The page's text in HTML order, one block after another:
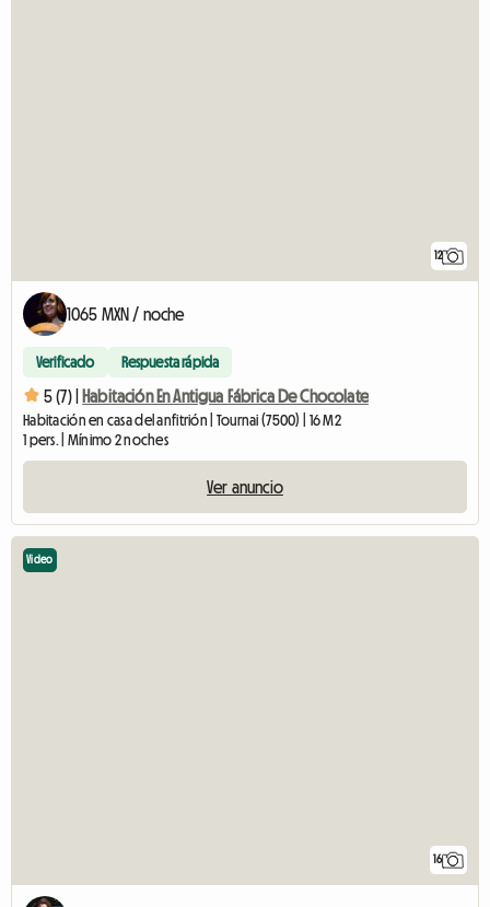
12
1065 MXN / noche
Verificado Respuesta rápida
5 (7) | Habitación En Antigua Fábrica De Chocolate
Habitación en casa del anfitrión | Tournai (7500) | 16 M2
1 pers. | Mínimo 2 noches
Ver anuncio
16
Video